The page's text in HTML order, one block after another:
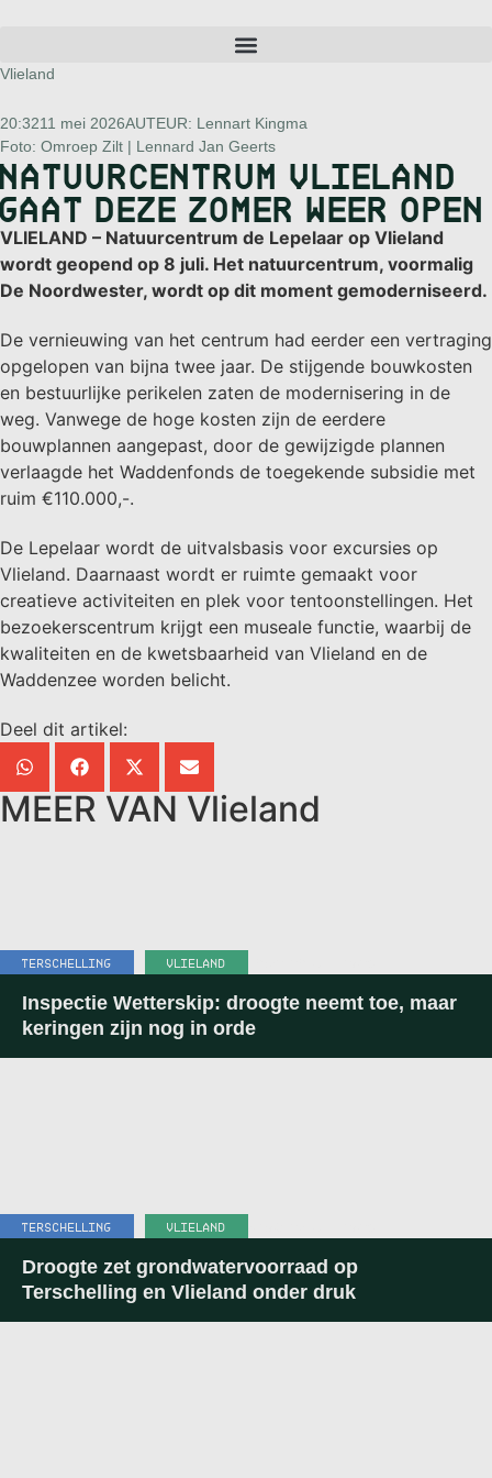
Vlieland
20:3211 mei 2026AUTEUR: Lennart Kingma
Foto: Omroep Zilt | Lennard Jan Geerts
NATUURCENTRUM VLIELAND
GAAT DEZE ZOMER WEER OPEN
VLIELAND – Natuurcentrum de Lepelaar op Vlieland
wordt geopend op 8 juli. Het natuurcentrum, voormalig
De Noordwester, wordt op dit moment gemoderniseerd.
De vernieuwing van het centrum had eerder een vertraging
opgelopen van bijna twee jaar. De stijgende bouwkosten
en bestuurlijke perikelen zaten de modernisering in de
weg. Vanwege de hoge kosten zijn de eerdere
bouwplannen aangepast, door de gewijzigde plannen
verlaagde het Waddenfonds de toegekende subsidie met
ruim €110.000,-.
De Lepelaar wordt de uitvalsbasis voor excursies op
Vlieland. Daarnaast wordt er ruimte gemaakt voor
creatieve activiteiten en plek voor tentoonstellingen. Het
bezoekerscentrum krijgt een museale functie, waarbij de
kwaliteiten en de kwetsbaarheid van Vlieland en de
Waddenzee worden belicht.
Deel dit artikel:
MEER VAN Vlieland
TERSCHELLING VLIELAND
Inspectie Wetterskip: droogte neemt toe, maar
keringen zijn nog in orde
TERSCHELLING VLIELAND
Droogte zet grondwatervoorraad op
Terschelling en Vlieland onder druk